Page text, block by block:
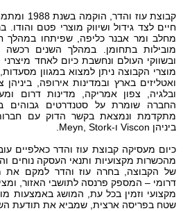
קבוצת עוז
חיים לצד גידול ושיווק מוצרי פטם
מחלב ומר אבנר כליפה, שפיתחו במהלך
מובילות בתחומן. במהלך השנים רכשה
ובשווקי העולם ונחשבת כיום לאחד
מוצרי הקבוצה ניתן למצוא במגוון
ואטליזים בארץ ובמדינות אירופה,
ובלגיה, צפון אמריקה, מדינות דרום
החברה שומרת על סטנדרטים גבוהים
מתקדמת ונמצאת בקשר הדוק עם חברות
ביניהן
Meyn, Storkו- Viscon
כיום מעסיקה קבוצת עוז והדר כאלפיים
מהכשרות מקצועיות ותנאי העסקה נוחים
של הקבוצה, בחרה עוז והדר למקם את
דרומי – המספק פרנסה לתושבי האזור,
מקצועי וזמין בכל עת, המושג באמצעות
שטח בפריסה ארצית, שמביא את תודעת